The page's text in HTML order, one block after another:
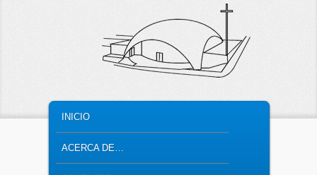
SKIP TO PRIMARY CONTENT
SKIP TO SECONDARY CONTENT
INICIO
ACERCA DE…